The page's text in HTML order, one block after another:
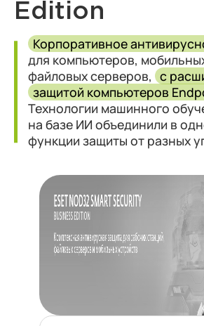
Edition
Корпоративное
для компьютеров,
файловых серверов, с
защитой компьютеров
Технологии машинного
на базе ИИ объединили в
функции защиты от разных